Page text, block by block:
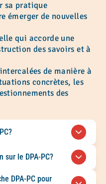
sa pratique
émerger de nouvelles
qui accorde une
des savoirs et à
de manière à
concrètes, les
des
du
et des collectivités.
sur le DPA-PC?
intervenant·es et
DPA-PC pour